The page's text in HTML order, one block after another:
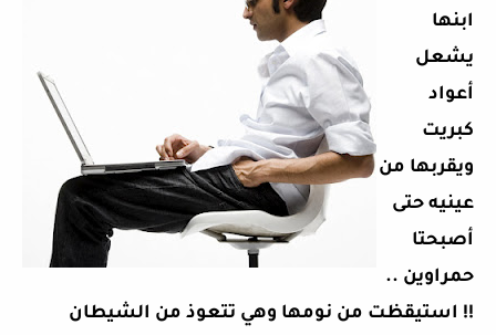
ابنها
يشعل
أعواد
كبريت
ويقربها من
عينيه حتى
أصبحتا
حمراوين ..
!! استيقظت من نومها وهي تتعوذ من الشيطان